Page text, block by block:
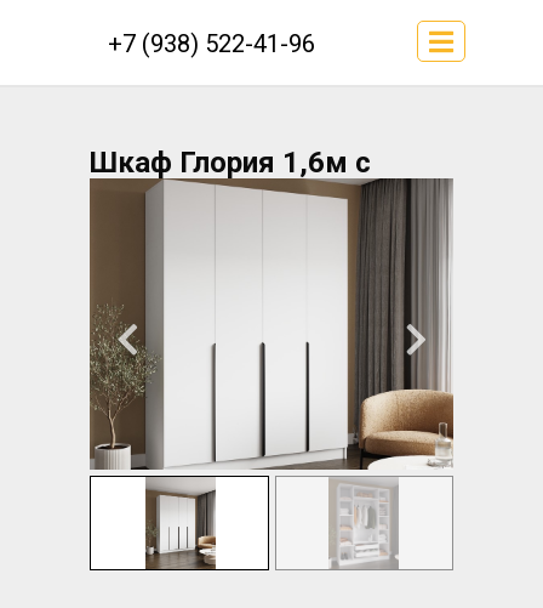
+7 (938) 522-41-96
Шкаф Глория 1,6м с
ящиками